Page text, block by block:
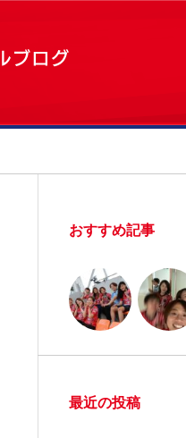
おすすめ記事
最近の投稿